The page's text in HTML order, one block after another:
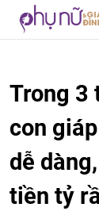
Trong 3
con
dễ
tiền tỷ